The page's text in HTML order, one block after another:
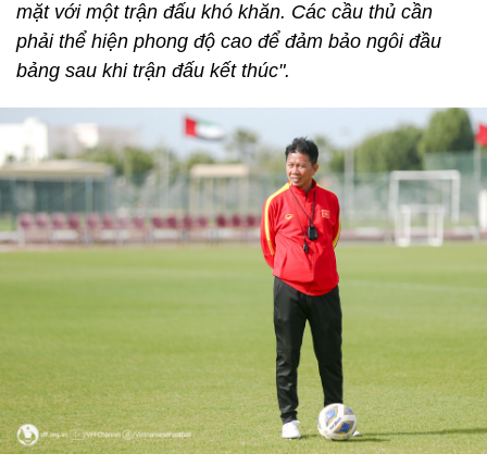
mặt với một trận đấu khó khăn. Các cầu thủ cần
phải thể hiện phong độ cao để đảm bảo ngôi đầu
bảng sau khi trận đấu kết thúc".